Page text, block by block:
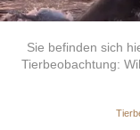
Sie befinden sich
Tierbeobachtung: